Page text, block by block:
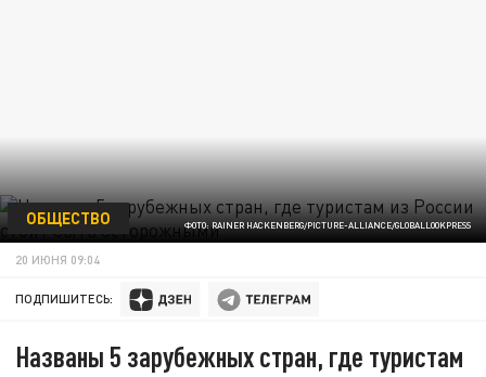
ФОТО: RAINER HACKENBERG/PICTURE-ALLIANCE/GLOBALLOOKPRESS
ОБЩЕСТВО
20 ИЮНЯ 09:04
ПОДПИШИТЕСЬ:
Названы 5 зарубежных стран, где туристам